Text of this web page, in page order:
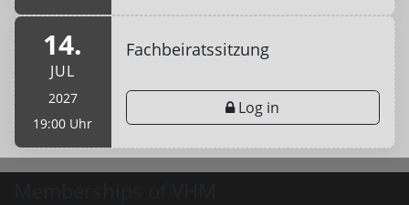
14.
JUL
2027
19:00 Uhr
Fachbeiratssitzung
Log in